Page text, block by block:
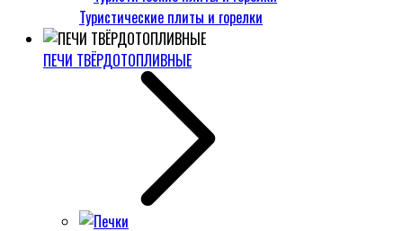
Туристические плиты и горелки
ПЕЧИ ТВЁРДОТОПЛИВНЫЕ